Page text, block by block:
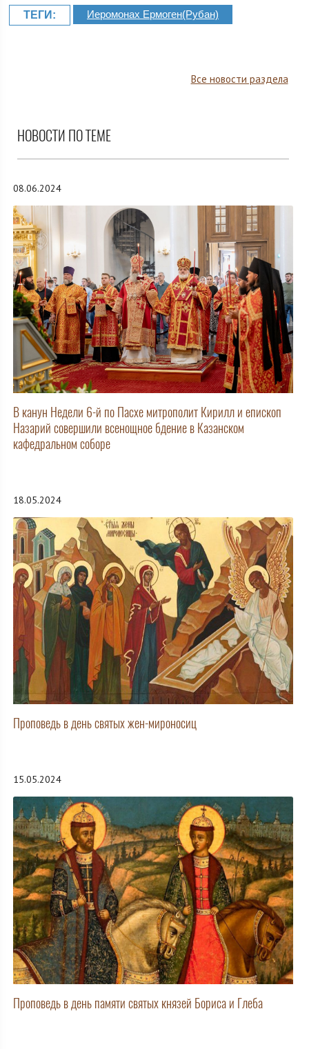
ТЕГИ: Иеромонах Ермоген(Рубан)
Все новости раздела
НОВОСТИ ПО ТЕМЕ
08.06.2024
В канун Недели 6-й по Пасхе митрополит Кирилл и епископ
Назарий совершили всенощное бдение в Казанском
кафедральном соборе
18.05.2024
Проповедь в день святых жен-мироносиц
15.05.2024
Проповедь в день памяти святых князей Бориса и Глеба